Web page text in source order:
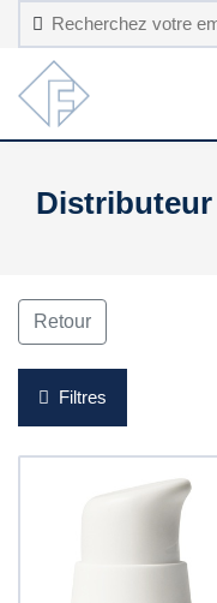
Retour
Filtres